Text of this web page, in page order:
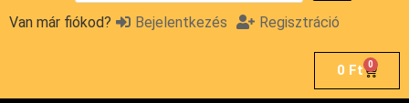
Van már fiókod? Bejelentkezés Regisztráció
0 Ft 0